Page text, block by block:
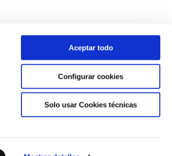
Aceptar todo
Configurar cookies
Solo usar Cookies técnicas